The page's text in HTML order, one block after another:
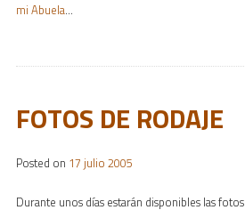
mi Abuela…
FOTOS DE RODAJE
Posted on 17 julio 2005
Durante unos días estarán disponibles las